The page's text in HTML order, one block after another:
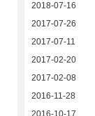
2018-07-16
2017-07-26
2017-07-11
2017-02-20
2017-02-08
2016-11-28